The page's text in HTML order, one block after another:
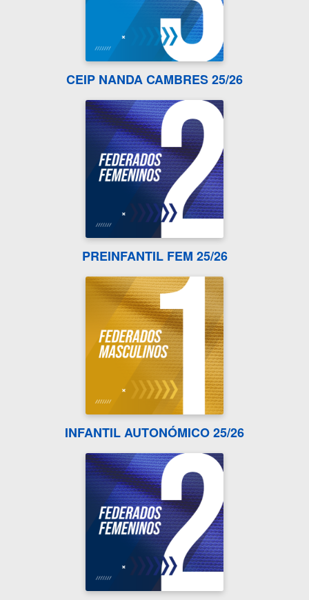
CEIP NANDA CAMBRES 25/26
PREINFANTIL FEM 25/26
INFANTIL AUTONÓMICO 25/26